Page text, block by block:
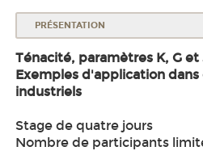
PRÉSENTATION
Ténacité, paramètres K, G
Exemples d'application
industriels
Stage de quatre jours
Nombre de participants